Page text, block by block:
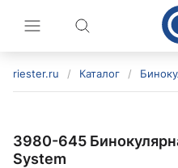
riester.ru / Каталог /
3980-645
System